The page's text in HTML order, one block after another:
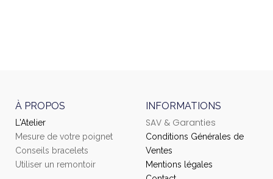
À PROPOS
L'Atelier
Mesure de votre poignet
Conseils bracelets
Utiliser un remontoir
INFORMATIONS
SAV & Garanties
Conditions Générales de
Ventes
Mentions légales